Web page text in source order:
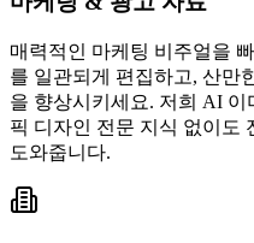
매력적인 마케팅 비주얼을
를 일관되게 편집하고, 산만
을 향상시키세요. 저희 AI 이
픽 디자인 전문 지식 없이도
도와줍니다.